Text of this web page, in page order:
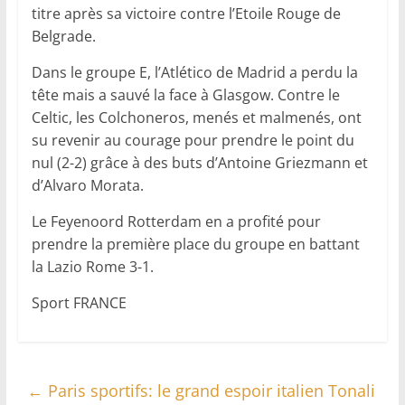
titre après sa victoire contre l’Etoile Rouge de
Belgrade.
Dans le groupe E, l’Atlético de Madrid a perdu la
tête mais a sauvé la face à Glasgow. Contre le
Celtic, les Colchoneros, menés et malmenés, ont
su revenir au courage pour prendre le point du
nul (2-2) grâce à des buts d’Antoine Griezmann et
d’Alvaro Morata.
Le Feyenoord Rotterdam en a profité pour
prendre la première place du groupe en battant
la Lazio Rome 3-1.
Sport FRANCE
← Paris sportifs: le grand espoir italien Tonali